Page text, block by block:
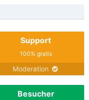
Support
100% gratis
Moderation
Besucher